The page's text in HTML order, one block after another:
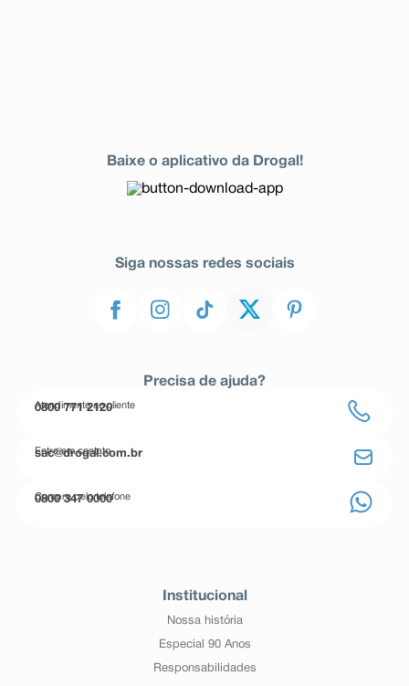
Baixe o aplicativo da Drogal!
Siga nossas redes sociais
Precisa de ajuda?
Atendimento ao cliente
0800 771 2120
Entre em contato
sac@drogal.com.br
Compre pelo telefone
0800 347 0000
Institucional
Nossa história
Especial 90 Anos
Responsabilidades